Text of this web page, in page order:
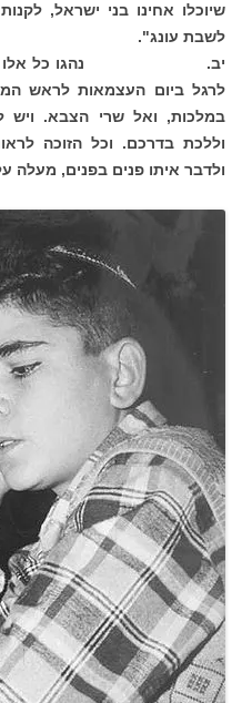
שיוכלו אחינו בני ישראל,
לשבת עונג".
יב. נהגו כל אלו שיש
לרגל ביום העצמאות לראש
במלכות, ואל שרי הצבא. ויש
וללכת בדרכם. וכל הזוכה
ולדבר איתו פנים בפנים, מעלה